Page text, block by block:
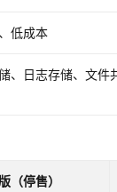
低成本
、日志存储、文件
（停售）